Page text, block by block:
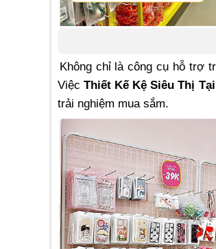
Không chỉ là công cụ hỗ trợ
Việc Thiết Kế Kệ Siêu Thị
trải nghiệm mua sắm.